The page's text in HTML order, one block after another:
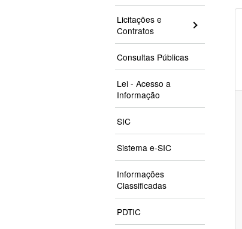
Licitações e
Contratos
Consultas Públicas
Lei - Acesso a
Informação
SIC
Sistema e-SIC
Informações
Classificadas
PDTIC